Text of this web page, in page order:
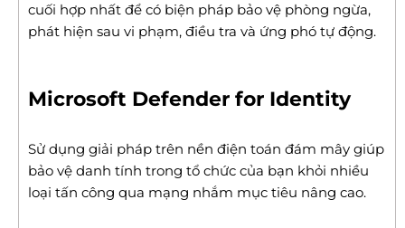
cuối hợp nhất để có biện pháp bảo vệ phòng ngừa,
phát hiện sau vi phạm, điều tra và ứng phó tự động.
Microsoft Defender for Identity
Sử dụng giải pháp trên nền điện toán đám mây giúp
bảo vệ danh tính trong tổ chức của bạn khỏi nhiều
loại tấn công qua mạng nhắm mục tiêu nâng cao.